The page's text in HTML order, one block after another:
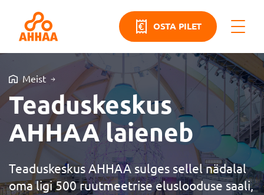
OSTA PILET
Meist
Teaduskeskus
AHHAA laieneb
Teaduskeskus AHHAA sulges sellel nädalal
oma ligi 500 ruutmeetrise eluslooduse saali,